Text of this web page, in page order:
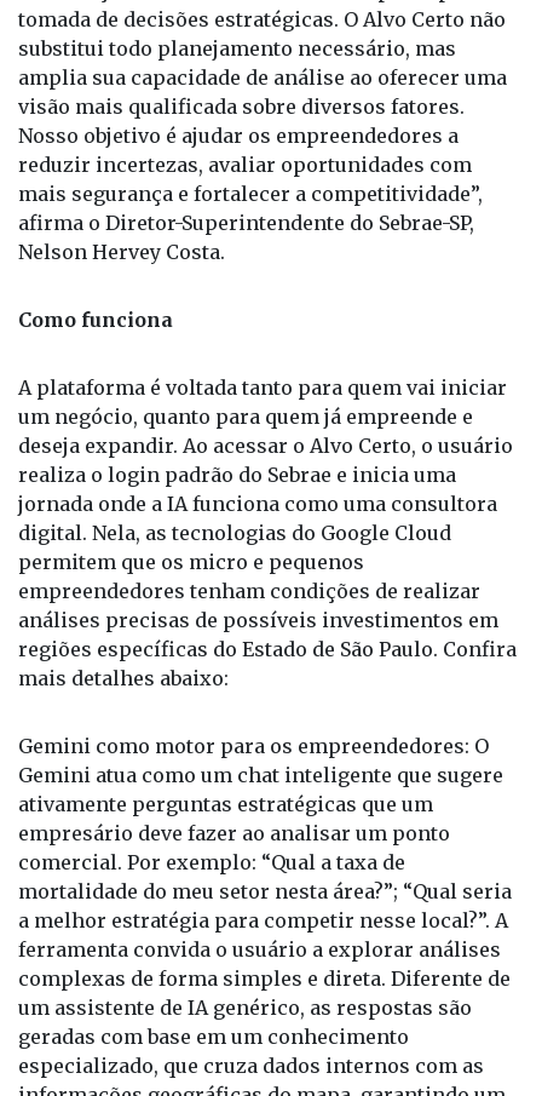
informações acessíveis e relevantes para apoiar a
tomada de decisões estratégicas. O Alvo Certo não
substitui todo planejamento necessário, mas
amplia sua capacidade de análise ao oferecer uma
visão mais qualificada sobre diversos fatores.
Nosso objetivo é ajudar os empreendedores a
reduzir incertezas, avaliar oportunidades com
mais segurança e fortalecer a competitividade”,
afirma o Diretor-Superintendente do Sebrae-SP,
A plataforma é voltada tanto para quem vai iniciar
um negócio, quanto para quem já empreende e
deseja expandir. Ao acessar o Alvo Certo, o usuário
realiza o login padrão do Sebrae e inicia uma
jornada onde a IA funciona como uma consultora
digital. Nela, as tecnologias do Google Cloud
permitem que os micro e pequenos
empreendedores tenham condições de realizar
análises precisas de possíveis investimentos em
regiões específicas do Estado de São Paulo. Confira
Gemini como motor para os empreendedores: O
Gemini atua como um chat inteligente que sugere
ativamente perguntas estratégicas que um
empresário deve fazer ao analisar um ponto
comercial. Por exemplo: “Qual a taxa de
mortalidade do meu setor nesta área?”; “Qual seria
a melhor estratégia para competir nesse local?”. A
ferramenta convida o usuário a explorar análises
complexas de forma simples e direta. Diferente de
um assistente de IA genérico, as respostas são
geradas com base em um conhecimento